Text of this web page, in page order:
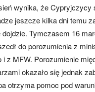
wynika, że Cypryjczycy
jeszcze kilka dni temu
Tymczasem 16
do porozumienia z
z MFW. Porozumienie
okazało się jednak
otrzyma pomoc pod